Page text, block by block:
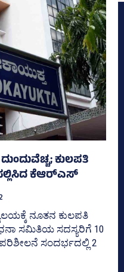
ಕುಲಪತಿ
ಕೆಆರ್‌ಎಸ್‌
ನೂತನ ಕುಲಪತಿ
ಸಮಿತಿಯ ಸದಸ್ಯರಿಗೆ 10
ಸಂದರ್ಭದಲ್ಲಿ 2